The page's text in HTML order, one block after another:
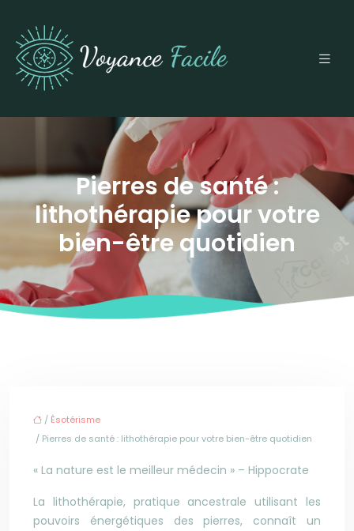
Pierres de santé :
lithothérapie pour votre
bien-être quotidien
/ Ésotérisme
/ Pierres de santé : lithothérapie pour votre bien-être quotidien
« La nature est le meilleur médecin » – Hippocrate
La lithothérapie, pratique ancestrale utilisant les
pouvoirs énergétiques des pierres, connaît un